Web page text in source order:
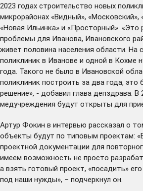
2023 годах строительство новых
микрорайонах «Видный», «Московский»,
«Новая Ильинка» и «Просторный». «Это
проблемы для Иванова, Ивановского
живет половина населения области. На
поликлиник в Иванове и одной в Кохме
года. Такого не было в Ивановской
поликлиник построить за два года, это
решение», - добавил глава депздрава. В
медучреждения будут открыты для
Артур Фокин в интервью рассказал о
объекты будут по типовым проектам:
проектной документации для
имеем возможность не просто
а взять готовый проект, «посадить»
под наши нужды», – подчеркнул он.